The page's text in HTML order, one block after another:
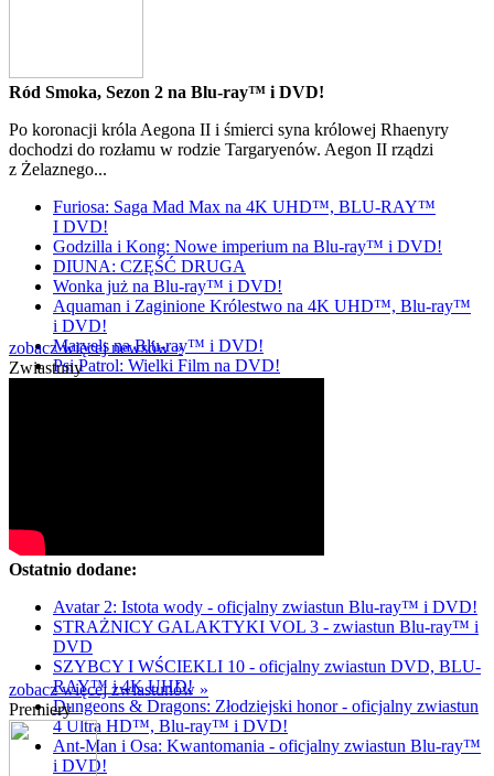
Ród Smoka, Sezon 2 na Blu-ray™ i DVD!
Po koronacji króla Aegona II i śmierci syna królowej Rhaenyry
dochodzi do rozłamu w rodzie Targaryenów. Aegon II rządzi
z Żelaznego...
Furiosa: Saga Mad Max na 4K UHD™, BLU-RAY™
I DVD!
Godzilla i Kong: Nowe imperium na Blu-ray™ i DVD!
DIUNA: CZĘŚĆ DRUGA
Wonka już na Blu-ray™ i DVD!
Aquaman i Zaginione Królestwo na 4K UHD™, Blu-ray™
i DVD!
Marvels na Blu-ray™ i DVD!
Psi Patrol: Wielki Film na DVD!
zobacz więcej newsów »
Zwiastuny
Ostatnio dodane:
Avatar 2: Istota wody - oficjalny zwiastun Blu-ray™ i DVD!
STRAŻNICY GALAKTYKI VOL 3 - zwiastun Blu-ray™ i
DVD
SZYBCY I WŚCIEKLI 10 - oficjalny zwiastun DVD, BLU-
RAY™ i 4K UHD!
Dungeons & Dragons: Złodziejski honor - oficjalny zwiastun
4 Ultra HD™, Blu-ray™ i DVD!
Ant-Man i Osa: Kwantomania - oficjalny zwiastun Blu-ray™
i DVD!
zobacz więcej zwiastunów »
Premiery